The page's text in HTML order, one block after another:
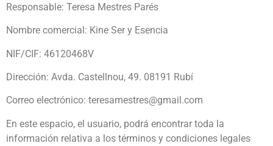
Responsable: Teresa Mestres Parés
Nombre comercial: Kine Ser y Esencia
NIF/CIF: 46120468V
Dirección: Avda. Castellnou, 49. 08191 Rubí
Correo electrónico: teresamestres@gmail.com
En este espacio, el usuario, podrá encontrar toda la
información relativa a los términos y condiciones legales